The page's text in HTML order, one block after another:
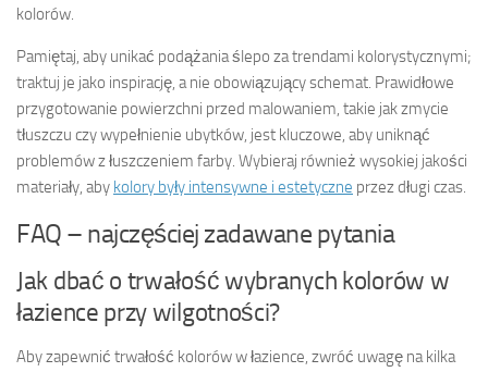
kolorów.
Pamiętaj, aby unikać podążania ślepo za trendami kolorystycznymi;
traktuj je jako inspirację, a nie obowiązujący schemat. Prawidłowe
przygotowanie powierzchni przed malowaniem, takie jak zmycie
tłuszczu czy wypełnienie ubytków, jest kluczowe, aby uniknąć
problemów z łuszczeniem farby. Wybieraj również wysokiej jakości
materiały, aby kolory były intensywne i estetyczne przez długi czas.
FAQ – najczęściej zadawane pytania
Jak dbać o trwałość wybranych kolorów w
łazience przy wilgotności?
Aby zapewnić trwałość kolorów w łazience, zwróć uwagę na kilka